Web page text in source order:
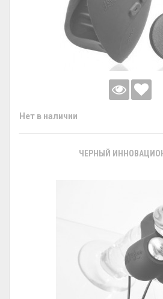
Нет в наличии
ЧЕРНЫЙ